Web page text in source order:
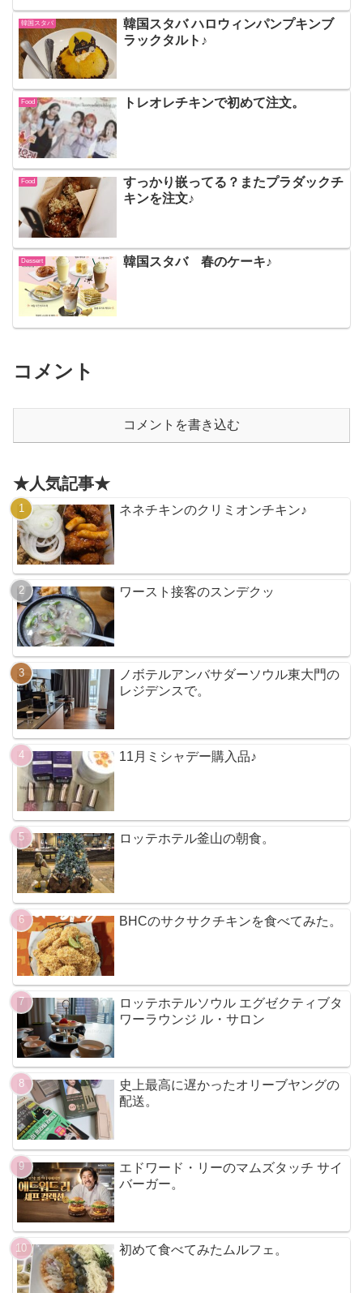
韓国スタバ
韓国スタバ ハロウィンパンプキンブ
ラックタルト♪
Food トレオレチキンで初めて注文。
Food
すっかり嵌ってる？またプラダックチ
キンを注文♪
Dessert 韓国スタバ 春のケーキ♪
コメント
コメントを書き込む
★人気記事★
ネネチキンのクリミオンチキン♪
ワースト接客のスンデクッ
ノボテルアンバサダーソウル東大門の
レジデンスで。
11月ミシャデー購入品♪
ロッテホテル釜山の朝食。
BHCのサクサクチキンを食べてみた。
ロッテホテルソウル エグゼクティブタ
ワーラウンジ ル・サロン
史上最高に遅かったオリーブヤングの
配送。
エドワード・リーのマムズタッチ サイ
バーガー。
初めて食べてみたムルフェ。